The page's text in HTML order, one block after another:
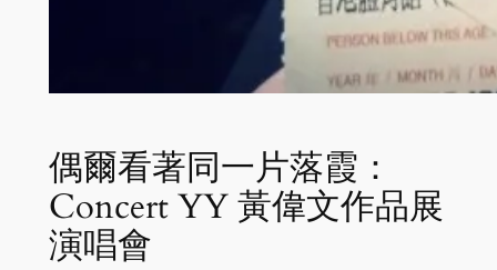
偶爾看著同一片落霞：
Concert YY 黃偉文作品展
演唱會